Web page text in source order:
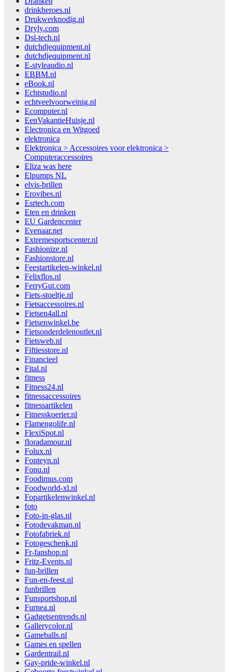
drinkheroes.nl
Drukwerknodig.nl
Dryly.com
Dsl-tech.nl
dutchdjequipment.nl
dutchdjequipment.nl
E-styleaudio.nl
EBBM.nl
eBook.nl
Echtstudio.nl
echtveelvoorweinig.nl
Ecomputer.nl
EenVakantieHuisje.nl
Electronica en Witgoed
elektronica
Elektronica > Accessoires voor elektronica >
Computeraccessoires
Eliza was here
Elpumps NL
elvis-brillen
Erovibes.nl
Esrtech.com
Eten en drinken
EU Gardencenter
Evenaar.net
Extremesportscenter.nl
Fashionize.nl
Fashionstore.nl
Feestartikelen-winkel.nl
Felixflos.nl
FerryGut.com
Fiets-stoeltje.nl
Fietsaccessoires.nl
Fietsen4all.nl
Fietsenwinkel.be
Fietsonderdelenoutlet.nl
Fietsweb.nl
Fiftiesstore.nl
Financieel
Fital.nl
fitness
Fitness24.nl
fitnessaccessoires
fitnessartikelen
Fitnesskoerier.nl
Flamengolife.nl
FlexiSpot.nl
floradamour.nl
Folux.nl
Fonteyn.nl
Fonu.nl
Foodimus.com
Foodworld-xl.nl
Fopartikelenwinkel.nl
foto
Foto-in-glas.nl
Fotodevakman.nl
Fotofabriek.nl
Fotogeschenk.nl
Fr-fanshop.nl
Fritz-Events.nl
fun-brillen
Fun-en-feest.nl
funbrillen
Funsportshop.nl
Furnea.nl
Gadgetsentrends.nl
Gallerycolor.nl
Gameballs.nl
Games en spellen
Gardentrail.nl
Gay-pride-winkel.nl